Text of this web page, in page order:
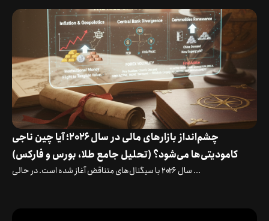
چشم‌انداز بازارهای مالی در سال ۲۰۲۶؛ آیا چین ناجی
کامودیتی‌ها می‌شود؟ (تحلیل جامع طلا، بورس و فارکس)
سال ۲۰۲۶ با سیگنال‌های متناقض آغاز شده است. در حالی ...